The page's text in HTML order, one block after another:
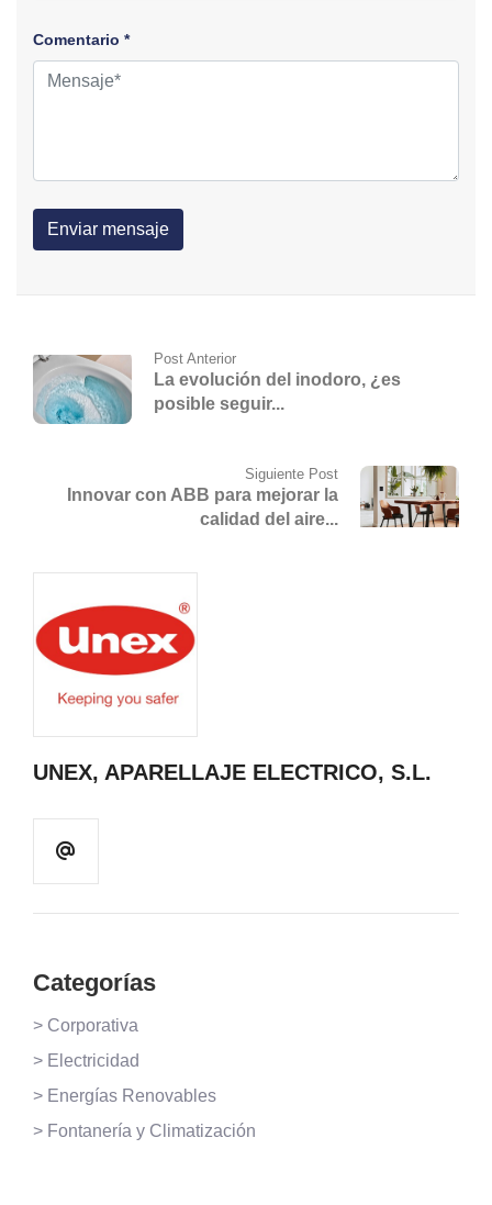
Comentario *
Post Anterior
La evolución del inodoro, ¿es
posible seguir...
Siguiente Post
Innovar con ABB para mejorar la
calidad del aire...
UNEX, APARELLAJE ELECTRICO, S.L.
Categorías
> Corporativa
> Electricidad
> Energías Renovables
> Fontanería y Climatización